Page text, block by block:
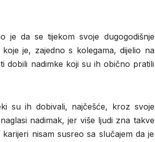
je da se tijekom svoje dugogodišnje
je, zajedno s kolegama, dijelio na
dobili nadimke koji su ih obično pratili
su ih dobivali, najčešće, kroz svoje
nadimak, jer više ljudi zna takve
nisam susreo sa slučajem da je